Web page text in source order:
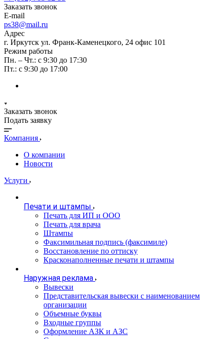
Заказать звонок
E-mail
ps38@mail.ru
Адрес
г. Иркутск ул. Франк-Каменецкого, 24 офис 101
Режим работы
Пн. – Чт.: с 9:30 до 17:30
Пт.: с 9:30 до 17:00
Заказать звонок
Подать заявку
Компания
О компании
Новости
Услуги
Печати и штампы
Печать для ИП и ООО
Печать для врача
Штампы
Факсимильная подпись (факсимиле)
Восстановление по оттиску
Красконаполненные печати и штампы
Наружная реклама
Вывески
Представительская вывески с наименованием
организации
Объемные буквы
Входные группы
Оформление АЗК и АЗС